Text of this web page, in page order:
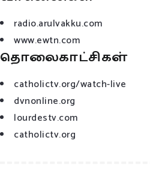
radio.arulvakku.com
www.ewtn.com
தொலைகாட்சிகள்
catholictv.org/watch-live
dvnonline.org
lourdestv.com
catholictv.org